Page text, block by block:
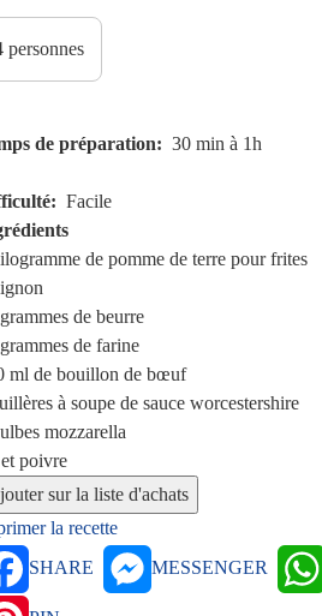
de préparation 30 min à 1h
Facile
de pomme de terre pour frites
de beurre
de farine
ml de bouillon de bœuf
à soupe de sauce worcestershire
mozzarella
poivre
la recette
SHARE
MESSENGER